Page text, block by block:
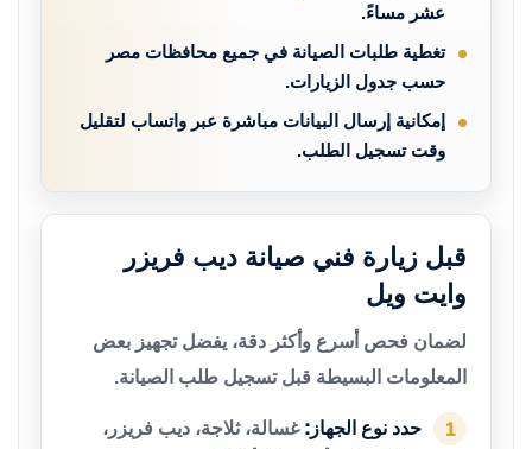
عشر مساءً.
تغطية طلبات الصيانة في جميع محافظات مصر
حسب جدول الزيارات.
إمكانية إرسال البيانات مباشرة عبر واتساب لتقليل
وقت تسجيل الطلب.
قبل زيارة فني صيانة ديب فريزر
وايت ويل
لضمان فحص أسرع وأكثر دقة، يفضل تجهيز بعض
المعلومات البسيطة قبل تسجيل طلب الصيانة.
1 حدد نوع الجهاز: غسالة، ثلاجة، ديب فريزر،